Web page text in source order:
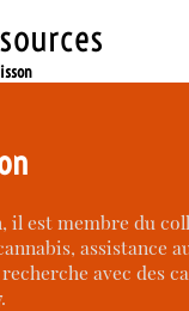
il est membre du
assistance
avec des